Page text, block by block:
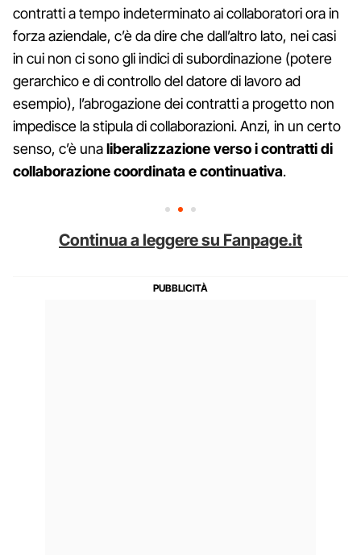
contratti a tempo indeterminato ai collaboratori ora in
forza aziendale, c’è da dire che dall’altro lato, nei casi
in cui non ci sono gli indici di subordinazione (potere
gerarchico e di controllo del datore di lavoro ad
esempio), l’abrogazione dei contratti a progetto non
impedisce la stipula di collaborazioni. Anzi, in un certo
senso, c’è unaliberalizzazione verso i contratti di
collaborazione coordinata e continuativa.
Continua a leggere su Fanpage.it